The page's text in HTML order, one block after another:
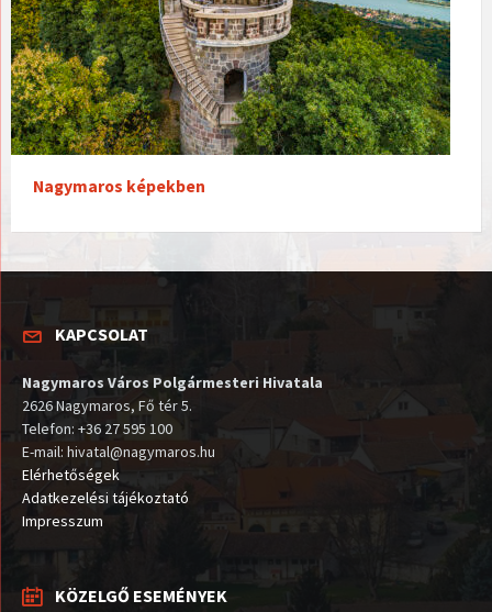
Nagymaros képekben
KAPCSOLAT
Nagymaros Város Polgármesteri Hivatala
2626 Nagymaros, Fő tér 5.
Telefon: +36 27 595 100
E-mail: hivatal@nagymaros.hu
Elérhetőségek
Adatkezelési tájékoztató
Impresszum
KÖZELGŐ ESEMÉNYEK